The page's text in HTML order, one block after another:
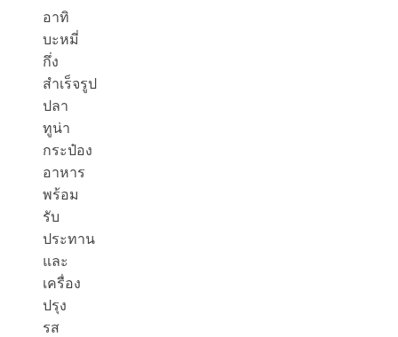
อาทิ
บะหมี่
กึ่ง
สำเร็จรูป
ปลา
ทูน่า
กระป๋อง
อาหาร
พร้อม
รับ
ประทาน
และ
เครื่อง
ปรุง
รส